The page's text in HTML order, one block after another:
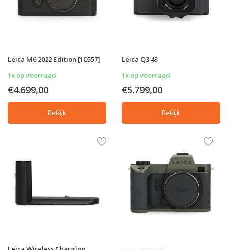
Leica M6 2022 Edition [10557]
1x op voorraad
€4.699,00
Bekijk
Leica Q3 43
1x op voorraad
€5.799,00
Bekijk